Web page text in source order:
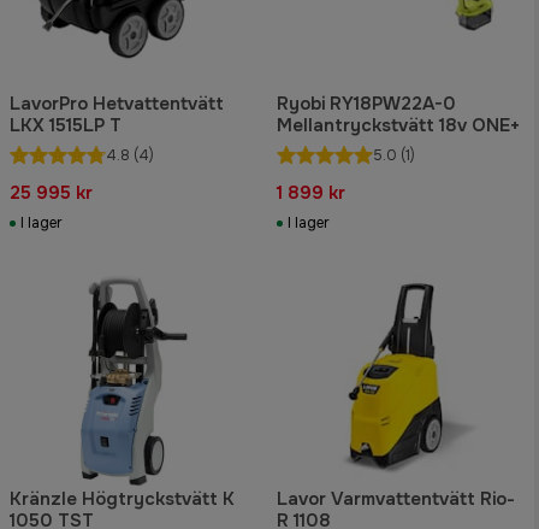
LavorPro Hetvattentvätt
LKX 1515LP T
4.8 (4)
25 995 kr
I lager
Ryobi RY18PW22A-0
Mellantryckstvätt 18v ONE+
5.0 (1)
1 899 kr
I lager
Kränzle Högtryckstvätt K
1050 TST
Lavor Varmvattentvätt Rio-
R 1108